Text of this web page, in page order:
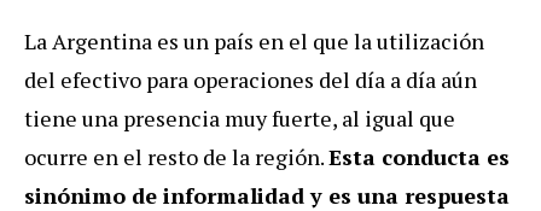
La Argentina es un país en el que la utilización
del efectivo para operaciones del día a día aún
tiene una presencia muy fuerte, al igual que
ocurre en el resto de la región.Esta conducta es
sinónimo de informalidad y es una respuesta